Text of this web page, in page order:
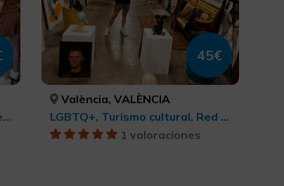
LGBTQ+, Turismo cultural, Arte contemporáneo, Turismo cultural, Ciudades, Turismo de ocio y diversión
45€
València, VALÈNCIA
LGBTQ+, Turismo cultural, Red de centros Arte Contemporáneo, Arte contemporáneo, Ciudades, Turismo cultural
1 valoraciones